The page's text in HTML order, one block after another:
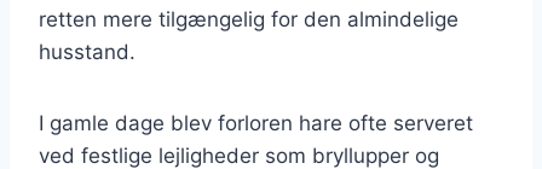
retten mere tilgængelig for den almindelige
husstand.
I gamle dage blev forloren hare ofte serveret
ved festlige lejligheder som bryllupper og